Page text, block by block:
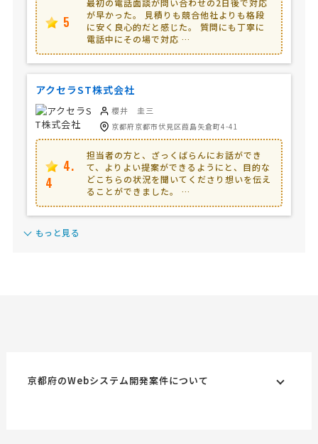
5
最初の電話面談が問い合わせの2日後で対応
が早かった。 見積りも競合他社よりも格段
に安く良心的だと感じた。 質問にも丁寧に
電話中にその場で対応 …
アクセラST株式会社
櫻井 圭三
京都府京都市伏見区葭島矢倉町4-41
4.
4
担当者の方と、ざっくばらんにお話ができ
て、よりよい提案ができるようにと、目的な
どこちらの状況を聞いてくださり想いを伝え
ることができました。 …
もっと見る
京都府のWebシステム開発案件について